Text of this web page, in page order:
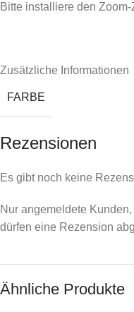
Bitte installiere den
Zusätzliche Informationen
FARBE
Rezensionen
Es gibt noch keine
Nur angemeldete
dürfen eine Rezension
Ähnliche Produkte